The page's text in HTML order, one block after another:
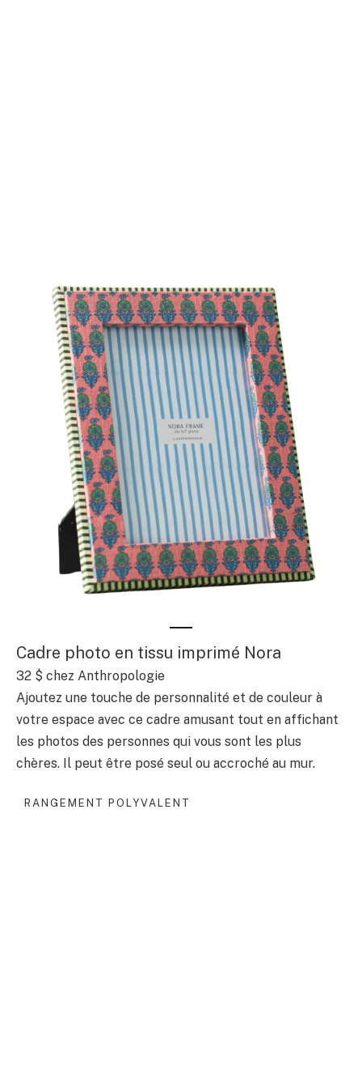
Cadre photo en tissu imprimé Nora
32 $ chez Anthropologie
Ajoutez une touche de personnalité et de couleur à
votre espace avec ce cadre amusant tout en affichant
les photos des personnes qui vous sont les plus
chères. Il peut être posé seul ou accroché au mur.
RANGEMENT POLYVALENT